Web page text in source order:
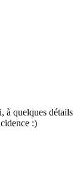
à quelques détails
:)